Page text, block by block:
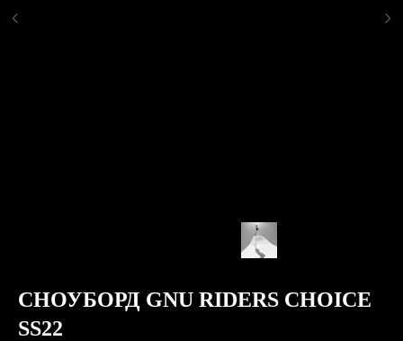
СНОУБОРД GNU RIDERS CHOICE
SS22